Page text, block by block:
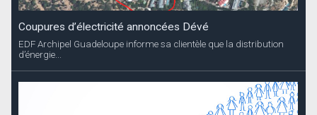
Coupures d’électricité annoncées Dévé
EDF Archipel Guadeloupe informe sa clientèle que la distribution
d’énergie...